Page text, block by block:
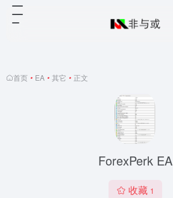
首页 • EA • 其它 • 正文
ForexPerk EA
收藏 1